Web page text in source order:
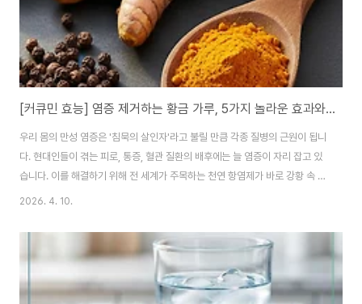
[커큐민 효능] 염증 제거하는 황금 가루, 5가지 놀라운 효과와 복용법 가이드
우리 몸의 만성 염증은 '침묵의 살인자'라고 불릴 만큼 각종 질병의 근원이 됩니
다. 현대인들이 겪는 피로, 통증, 혈관 질환의 배후에는 늘 염증이 자리 잡고 있
습니다. 이를 해결하기 위해 전 세계가 주목하는 천연 항염제가 바로 강황 속 핵
심 성분인 '커큐민'입니다. 오늘은 커큐민 효능 5가지를 상세히 알아보고, 흡수
다. 이 글을 끝까지 읽으시면 염증 관리를 위한 가장 확실한 가이드를 얻으실 수
있습니다. 1. 전신 건강을 지키는 커큐민 효능 5가지 커큐민은 강황
(Turmeric)의 뿌리에서 추출되는 폴리페놀 성분으로, 수천 년간 약재로 사용
되어 온 검증된 성분입니다. 대표적인 효능은 다음과 같습니다. ① 강력한 염증
2026. 4. 10.